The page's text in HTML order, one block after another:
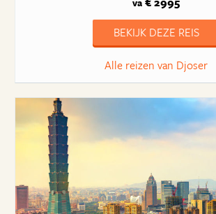
va
BEKIJK DEZE REIS
Alle reizen van Djoser